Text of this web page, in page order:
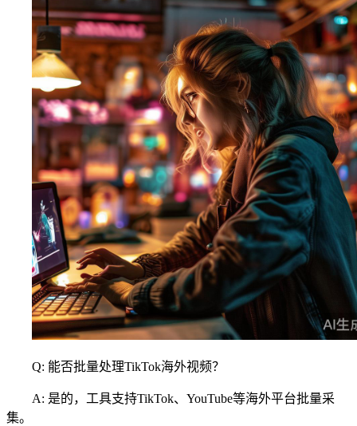
Q: 能否批量处理TikTok海外视频？
A: 是的，工具支持TikTok、YouTube等海外平台批量采
集。